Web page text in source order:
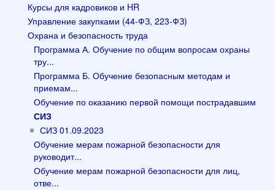
Курсы для кадровиков и HR
Управление закупками (44-ФЗ, 223-ФЗ)
Охрана и безопасность труда
Программа А. Обучение по общим вопросам охраны
тру...
Программа Б. Обучение безопасным методам и
приемам...
Обучение по оказанию первой помощи пострадавшим
СИЗ
СИЗ 01.09.2023
Обучение мерам пожарной безопасности для
руководит...
Обучение мерам пожарной безопасности для лиц,
отве...